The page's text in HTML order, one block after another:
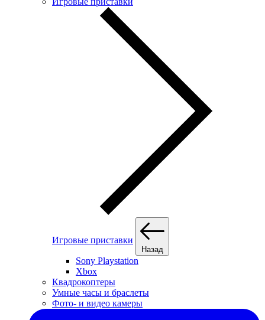
Игровые приставки
Назад
Sony Playstation
Xbox
Квадрокоптеры
Умные часы и браслеты
Фото- и видео камеры